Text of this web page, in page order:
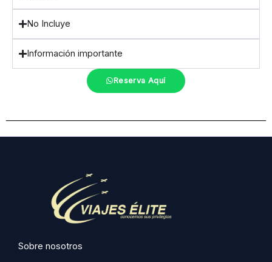
No Incluye
Información importante
Reserva Aquí
Sobre nosotros